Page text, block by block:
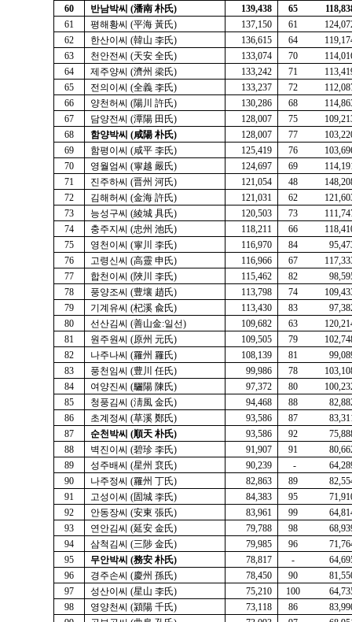
60
반남박씨 (潘南 朴氏) 139,438 65
61
평해황씨 (平海 黃氏) 137,150 61
62
한산이씨 (韓山 李氏) 136,615 64
63
천안전씨 (天安 全氏) 133,074 70
64
제주양씨 (濟州 梁氏) 133,242 71
65
전의이씨 (全義 李氏) 133,237 72
66
양천허씨 (陽川 許氏) 130,286 68
67
담양전씨 (潭陽 田氏) 128,007 75
68
함양박씨 (咸陽 朴氏) 128,007 77
69
함평이씨 (咸平 李氏) 125,419 76
70
영월엄씨 (寧越 嚴氏) 124,697 69
71
진주하씨 (晋州 河氏) 121,054 48
72
김해허씨 (金海 許氏) 121,031 62
73
능성구씨 (綾城 具氏) 120,503 73
74
충주지씨 (忠州 池氏) 118,211 66
75
영천이씨 (寧川 李氏) 116,970 84
76
고령신씨 (高靈 申氏) 116,966 67
77
합천이씨 (陜川 李氏) 115,462 82
78
풍양조씨 (豊壤 趙氏) 113,798 74
79
기계유씨 (杞溪 兪氏) 113,430 83
80
선산김씨 (善山金:일선) 109,682 63
81
원주원씨 (原州 元氏) 109,505 79
82
나주나씨 (羅州 羅氏) 108,139 81
83
풍천임씨 (豊川 任氏) 99,986 78
84
여양진씨 (驪陽 陳氏) 97,372 80
85
청풍김씨 (淸風 金氏) 94,468 88
86
초계정씨 (草溪 鄭氏) 93,586 87
87
순천박씨 (順天 朴氏) 93,586 92
88
벽진이씨 (碧珍 李氏) 91,907 91
89
성주배씨 (星州 裵氏) 90,239 -
90
나주정씨 (羅州 丁氏) 82,863 89
91
고성이씨 (固城 李氏) 84,383 95
92
안동장씨 (安東 張氏) 83,961 99
93
연안김씨 (延安 金氏) 79,788 98
94
삼척김씨 (三陟 金氏) 79,985 96
95
무안박씨 (務安 朴氏) 78,817 -
96
경주손씨 (慶州 孫氏) 78,450 90
97
성산이씨 (星山 李氏) 75,210 100
98
영양천씨 (潁陽 千氏) 73,118 86